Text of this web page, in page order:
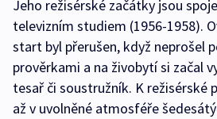
Jeho režisérské začátky jsou
televizním studiem (1956-1958).
start byl přerušen, když neprošel
prověrkami a na živobytí si začal
tesař či soustružník. K režisérské
až v uvolněné atmosféře